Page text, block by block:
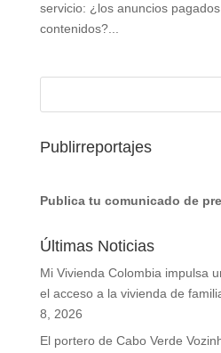
servicio: ¿los anuncios
contenidos?...
Publirreportajes
Publica tu comunicado de
Últimas Noticias
Mi Vivienda Colombia impulsa
el acceso a la vivienda de
8, 2026
El portero de Cabo Verde